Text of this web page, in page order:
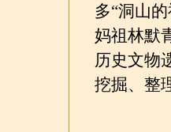
多“洞山
妈祖林默
历史文物
挖掘、整